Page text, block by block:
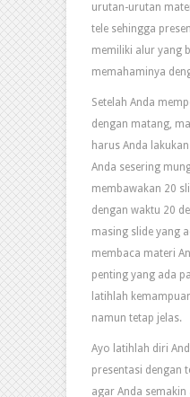
urutan-urutan
tele sehingga
memiliki alur yang
memahaminya
Setelah Anda
dengan matang,
harus Anda
Anda sesering
membawakan 20
dengan waktu 20
masing slide yang
membaca materi
penting yang ada
latihlah
namun tetap jelas.
Ayo latihlah diri
presentasi dengan
agar Anda semakin